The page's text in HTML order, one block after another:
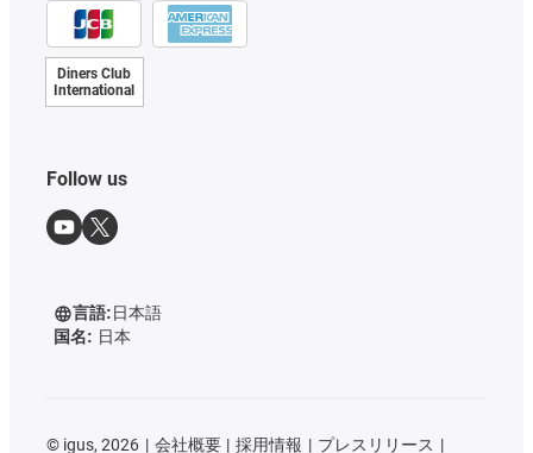
Diners Club
International
Follow us
言語:日本語
国名: 日本
© igus, 2026 会社概要 採用情報
プレスリリース